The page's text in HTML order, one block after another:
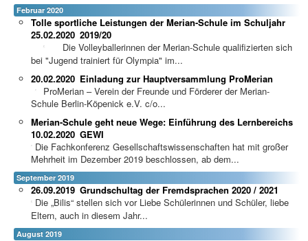
Februar 2020
Tolle sportliche Leistungen der Merian-Schule im Schuljahr
2019/20
25.02.2020
Die Volleyballerinnen der Merian-Schule qualifizierten sich
bei "Jugend trainiert für Olympia" im...
Einladung zur Hauptversammlung ProMerian
20.02.2020
ProMerian – Verein der Freunde und Förderer der Merian-
Schule Berlin-Köpenick e.V. c/o...
Merian-Schule geht neue Wege: Einführung des Lernbereichs
GEWI
10.02.2020
Die Fachkonferenz Gesellschaftswissenschaften hat mit großer
Mehrheit im Dezember 2019 beschlossen, ab dem...
September 2019
Grundschultag der Fremdsprachen 2020 / 2021
26.09.2019
Die „Bilis“ stellen sich vor Liebe Schülerinnen und Schüler, liebe
Eltern, auch in diesem Jahr...
August 2019